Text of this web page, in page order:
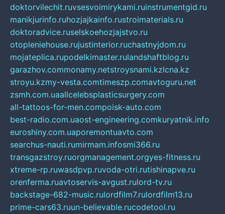
doktorvilechit.ruvsesvoimirykami.ruinstrumentgid.ru
manikjurinfo.ruhozjajkainfo.rustroimaterials.ru
doktoradvice.ruselskoehozjajstvo.ru
otopleniehouse.rujustinterior.ruchastnyjdom.ru
mojateplica.rupodelkimaster.rulandshaftblog.ru
garazhov.commonamy.netstroysnami.kzlcna.kz
stroyu.kzmy-vesta.comtimeszp.comavtoguru.net
zsmh.com.uaallcelebsplasticsurgery.com
all-tattoos-for-men.compoisk-auto.com
best-radio.com.uaost-engineering.comkuryatnik.info
euroshiny.com.uaporemontuavto.com
searchus-nauti.rumirmam.infosmi366.ru
transgazstroy.ruorgmanagement.orgyes-fitness.ru
xtreme-rp.ruwasdpvp.ruvoda-otri.rutishinapve.ru
orenferma.ruavtoservis-avgust.rulord-tv.ru
backstage-682-music.rulordfilm7.rulordfilm13.ru
prime-cars63.ruun-believable.rucodetool.ru